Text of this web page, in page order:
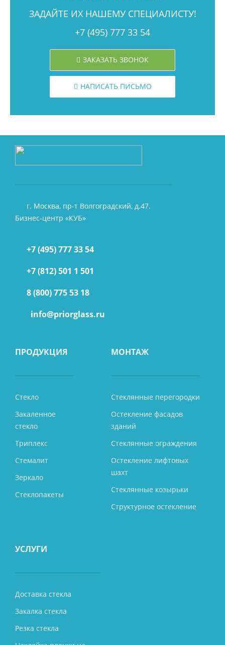
ЗАДАЙТЕ ИХ НАШЕМУ СПЕЦИАЛИСТУ!
+7 (495) 777 33 54
ЗАКАЗАТЬ ЗВОНОК
НАПИСАТЬ ПИСЬМО
г. Москва, пр-т Волгоградский, д.47.
Бизнес-центр «КУБ»
+7 (495) 777 33 54
+7 (812) 501 1 501
8 (800) 775 53 18
info@priorglass.ru
ПРОДУКЦИЯ
Стекло
Закаленное
стекло
Триплекс
Стемалит
Зеркало
Стеклопакеты
МОНТАЖ
Стеклянные перегородки
Остекление фасадов
зданий
Стеклянные ограждения
Остекление лифтовых
шахт
Стеклянные козырьки
Структурное остекление
УСЛУГИ
Доставка стекла
Закалка стекла
Резка стекла